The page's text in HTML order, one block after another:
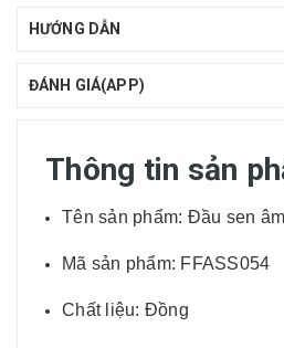
HƯỚNG DẪN
ĐÁNH GIÁ(APP)
Thông tin sản
Tên sản phẩm: Đầu sen
Mã sản phẩm: FFASS054
Chất liệu: Đồng